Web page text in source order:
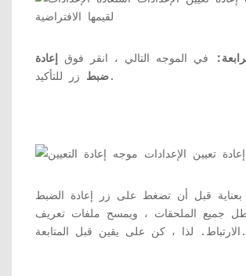
في الموجه التالي ، انقر فوق إعادة
ضبطزر للتأكيد.
بعناية قبل أن تضغط على زر إعادة الضبط
جميع الملحقات ، ويمسح ملفات تعريف
الارتباط. لذا ، كن على يقين قبل المتابعة.